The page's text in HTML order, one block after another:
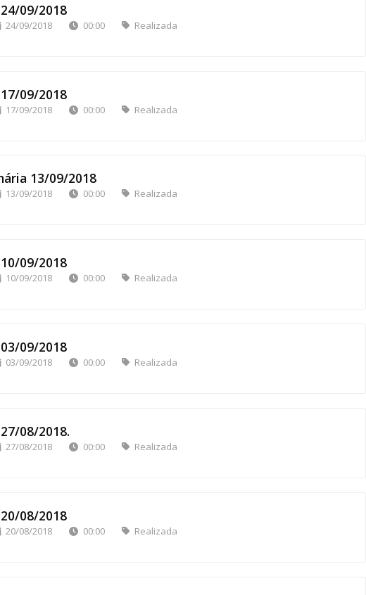
09/2018
24/09/2018 00:00 Realizada
09/2018
17/09/2018 00:00 Realizada
13/09/2018
13/09/2018 00:00 Realizada
09/2018
10/09/2018 00:00 Realizada
09/2018
03/09/2018 00:00 Realizada
08/2018.
27/08/2018 00:00 Realizada
08/2018
20/08/2018 00:00 Realizada